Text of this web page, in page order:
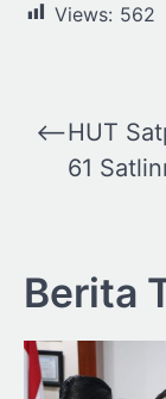
Views: 562
Navigasi
pos
⟵HUT
61
Berita